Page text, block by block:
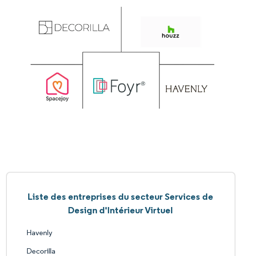
Liste des entreprises du secteur Services de
Design d'Intérieur Virtuel
Havenly
Decorilla